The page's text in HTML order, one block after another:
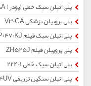
پلی اتیلن سبک خطی (پودر) 0209AA
پلی پروپیلن پزشکی V30GA
پلی اتیلن سبک فیلم LP0470KJ
پلی پروپیلن فیلم ZH525J
پلی اتیلن سبک خطی 22401
پلی اتیلن سنگین تزریقی 54B04UV